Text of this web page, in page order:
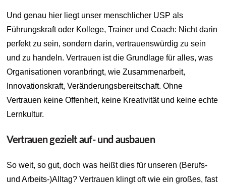
Und genau hier liegt unser menschlicher USP als
Führungskraft oder Kollege, Trainer und Coach: Nicht darin
perfekt zu sein, sondern darin, vertrauenswürdig zu sein
und zu handeln. Vertrauen ist die Grundlage für alles, was
Organisationen voranbringt, wie Zusammenarbeit,
Innovationskraft, Veränderungsbereitschaft. Ohne
Vertrauen keine Offenheit, keine Kreativität und keine echte
Lernkultur.
Vertrauen gezielt auf- und ausbauen
So weit, so gut, doch was heißt dies für unseren (Berufs-
und Arbeits-)Alltag? Vertrauen klingt oft wie ein großes, fast